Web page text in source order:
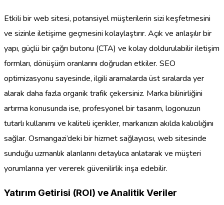
Etkili bir web sitesi, potansiyel müşterilerin sizi keşfetmesini
ve sizinle iletişime geçmesini kolaylaştırır. Açık ve anlaşılır bir
yapı, güçlü bir çağrı butonu (CTA) ve kolay doldurulabilir iletişim
formları, dönüşüm oranlarını doğrudan etkiler. SEO
optimizasyonu sayesinde, ilgili aramalarda üst sıralarda yer
alarak daha fazla organik trafik çekersiniz. Marka bilinirliğini
artırma konusunda ise, profesyonel bir tasarım, logonuzun
tutarlı kullanımı ve kaliteli içerikler, markanızın akılda kalıcılığını
sağlar. Osmangazi’deki bir hizmet sağlayıcısı, web sitesinde
sunduğu uzmanlık alanlarını detaylıca anlatarak ve müşteri
yorumlarına yer vererek güvenilirlik inşa edebilir.
Yatırım Getirisi (ROI) ve Analitik Veriler